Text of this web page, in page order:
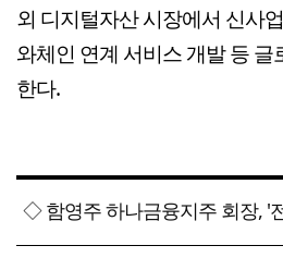
외 디지털자산 시장에서 신사
와체인 연계 서비스 개발 등
한다.
◇ 함영주 하나금융지주 회장, '